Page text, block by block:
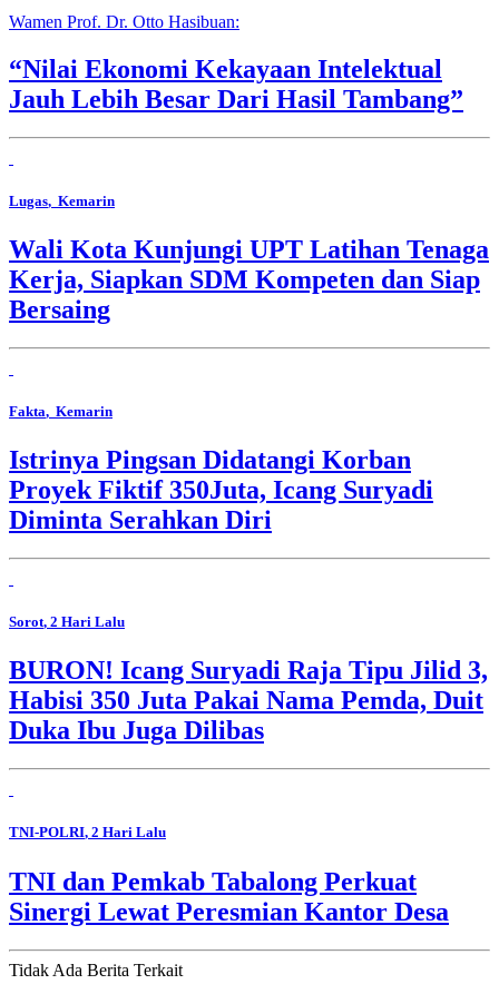
Wamen Prof. Dr. Otto Hasibuan:
“Nilai Ekonomi Kekayaan Intelektual
Jauh Lebih Besar Dari Hasil Tambang”
Lugas, Kemarin
Wali Kota Kunjungi UPT Latihan Tenaga
Kerja, Siapkan SDM Kompeten dan Siap
Bersaing
Fakta, Kemarin
Istrinya Pingsan Didatangi Korban
Proyek Fiktif 350Juta, Icang Suryadi
Diminta Serahkan Diri
Sorot, 2 Hari Lalu
BURON! Icang Suryadi Raja Tipu Jilid 3,
Habisi 350 Juta Pakai Nama Pemda, Duit
Duka Ibu Juga Dilibas
TNI-POLRI, 2 Hari Lalu
TNI dan Pemkab Tabalong Perkuat
Sinergi Lewat Peresmian Kantor Desa
Tidak Ada Berita Terkait